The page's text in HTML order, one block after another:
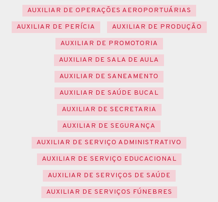
AUXILIAR DE OPERAÇÕES AEROPORTUÁRIAS
AUXILIAR DE PERÍCIA
AUXILIAR DE PRODUÇÃO
AUXILIAR DE PROMOTORIA
AUXILIAR DE SALA DE AULA
AUXILIAR DE SANEAMENTO
AUXILIAR DE SAÚDE BUCAL
AUXILIAR DE SECRETARIA
AUXILIAR DE SEGURANÇA
AUXILIAR DE SERVIÇO ADMINISTRATIVO
AUXILIAR DE SERVIÇO EDUCACIONAL
AUXILIAR DE SERVIÇOS DE SAÚDE
AUXILIAR DE SERVIÇOS FÚNEBRES